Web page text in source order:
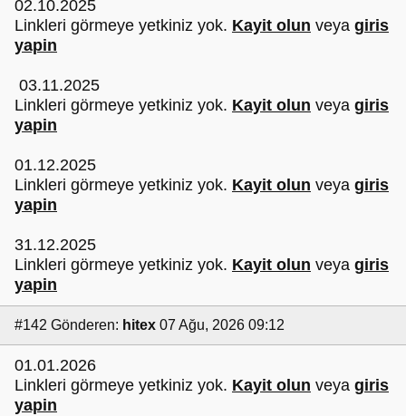
02.10.2025
Linkleri görmeye yetkiniz yok. Kayit olun veya giris
yapin
03.11.2025
Linkleri görmeye yetkiniz yok. Kayit olun veya giris
yapin
01.12.2025
Linkleri görmeye yetkiniz yok. Kayit olun veya giris
yapin
31.12.2025
Linkleri görmeye yetkiniz yok. Kayit olun veya giris
yapin
#142 Gönderen: hitex 07 Ağu, 2026 09:12
01.01.2026
Linkleri görmeye yetkiniz yok. Kayit olun veya giris
yapin